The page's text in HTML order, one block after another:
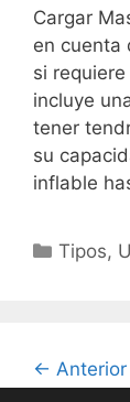
Cargar
en cuenta
si
incluye
tener
su
inflable
Tipos,
← Anterior